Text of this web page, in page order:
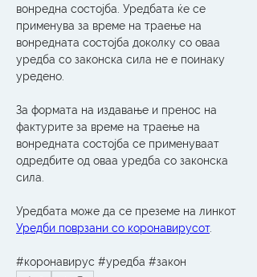
вонредна состојба. Уредбата ќе се
применува за време на траење на
вонредната состојба доколку со оваа
уредба со законска сила не е поинаку
уредено.
За формата на издавање и пренос на
фактурите за време на траење на
вонредната состојба се применуваат
одредбите од оваа уредба со законска
сила.
Уредби поврзани со коронавирусот.
#коронавирус #уредба #закон